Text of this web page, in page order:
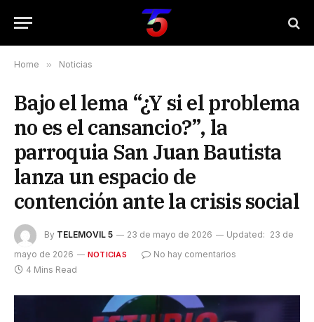
Home » Noticias
Bajo el lema “¿Y si el problema
no es el cansancio?”, la
parroquia San Juan Bautista
lanza un espacio de
contención ante la crisis social
By TELEMOVIL 5 23 de mayo de 2026 Updated: 23 de
mayo de 2026
NOTICIAS
No hay comentarios
4 Mins Read